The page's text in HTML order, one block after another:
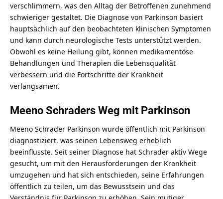
verschlimmern, was den Alltag der Betroffenen zunehmend
schwieriger gestaltet. Die Diagnose von Parkinson basiert
hauptsächlich auf den beobachteten klinischen Symptomen
und kann durch neurologische Tests unterstützt werden.
Obwohl es keine Heilung gibt, können medikamentöse
Behandlungen und Therapien die Lebensqualität
verbessern und die Fortschritte der Krankheit
verlangsamen.
Meeno Schraders Weg mit Parkinson
Meeno Schrader Parkinson wurde öffentlich mit Parkinson
diagnostiziert, was seinen Lebensweg erheblich
beeinflusste. Seit seiner Diagnose hat Schrader aktiv Wege
gesucht, um mit den Herausforderungen der Krankheit
umzugehen und hat sich entschieden, seine Erfahrungen
öffentlich zu teilen, um das Bewusstsein und das